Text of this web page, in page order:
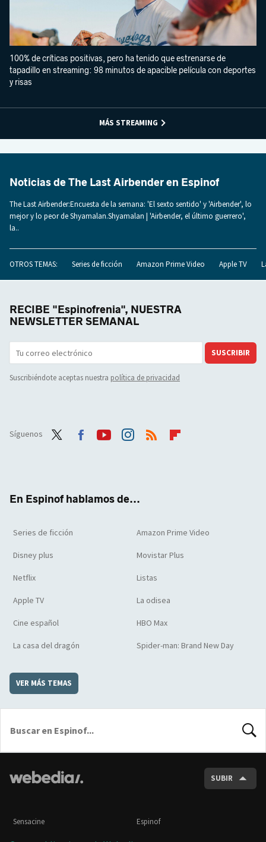
100% de críticas positivas, pero ha tenido que estrenarse de
tapadillo en streaming: 98 minutos de apacible película con deportes
y risas
MÁS STREAMING
Noticias de The Last Airbender en Espinof
The Last Airbender:Encuesta de la semana: 'El sexto sentido' y 'Airbender', lo
mejor y lo peor de Shyamalan.Shyamalan | 'Airbender, el último guerrero',
la..
OTROS TEMAS: Series de ficción Amazon Prime Video Apple TV
RECIBE "Espinofrenia", NUESTRA
NEWSLETTER SEMANAL
SUSCRIBIR
Suscribiéndote aceptas nuestra política de privacidad
Síguenos
En Espinof hablamos de...
Series de ficción Amazon Prime Video
Disney plus Movistar Plus
Netflix Listas
Apple TV La odisea
Cine español HBO Max
La casa del dragón Spider-man: Brand New Day
VER MÁS TEMAS
SUBIR
Sensacine Espinof